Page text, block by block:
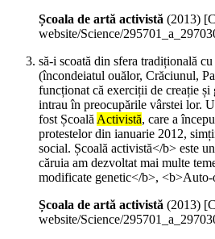
Școala de artă activistă (2013)
website/Science/
să-i scoată din sfera tradițională
(încondeiatul ouălor, Crăciunul,
funcționat că exerciții de creație și
intrau în preocupările vârstei lor.
fost ȘcoalăActivistă, care a
protestelor din ianuarie 2012,
social. Școală activistă</b> este
căruia am dezvoltat mai multe
modificate genetic</b>,
Școala de artă activistă (2013)
website/Science/